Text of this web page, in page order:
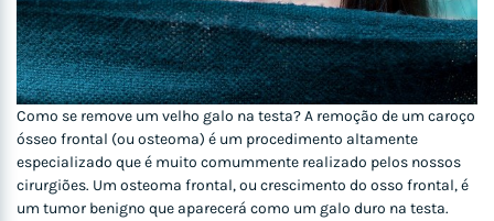
Como se remove um velho galo na testa? A remoção de um caroço
ósseo frontal (ou osteoma) é um procedimento altamente
especializado que é muito comummente realizado pelos nossos
cirurgiões. Um osteoma frontal, ou crescimento do osso frontal, é
um tumor benigno que aparecerá como um galo duro na testa.